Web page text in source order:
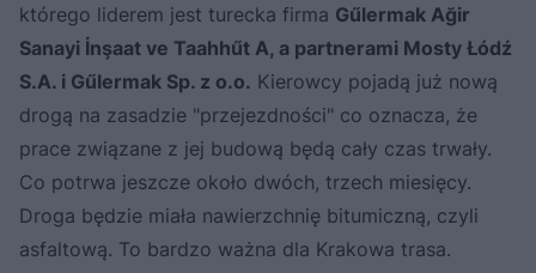
którego liderem jest turecka firma Gűlermak Ağir
Sanayi İnşaat ve Taahhűt A, a partnerami Mosty Łódź
S.A. i Gűlermak Sp. z o.o. Kierowcy pojadą już nową
drogą na zasadzie "przejezdności" co oznacza, że
prace związane z jej budową będą cały czas trwały.
Co potrwa jeszcze około dwóch, trzech miesięcy.
Droga będzie miała nawierzchnię bitumiczną, czyli
asfaltową. To bardzo ważna dla Krakowa trasa.